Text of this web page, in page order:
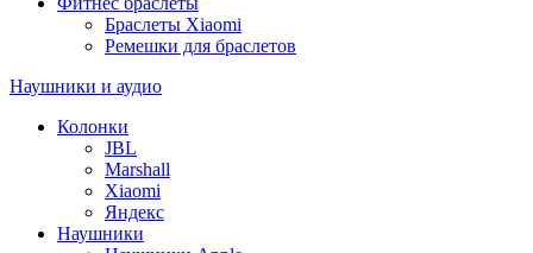
Браслеты Xiaomi
Ремешки для браслетов
Наушники и аудио
Колонки
JBL
Marshall
Xiaomi
Яндекс
Наушники